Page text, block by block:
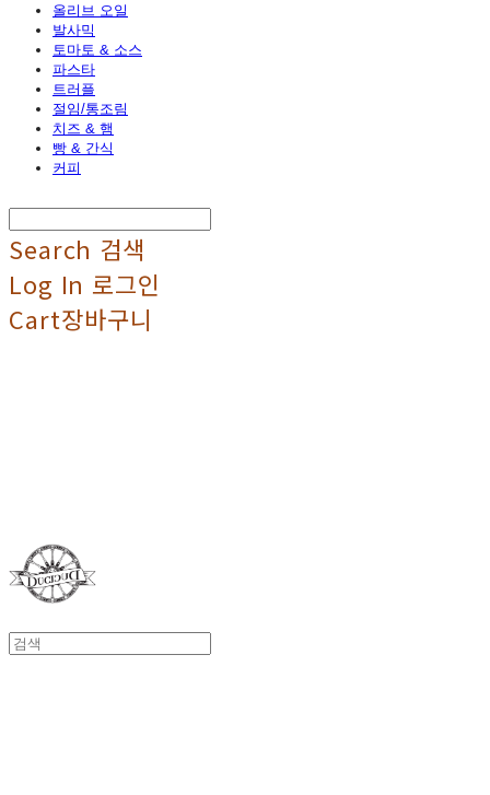
올리브 오일
발사믹
토마토 & 소스
파스타
트러플
절임/통조림
치즈 & 햄
빵 & 간식
커피
Search 검색
Log In 로그인
Cart장바구니